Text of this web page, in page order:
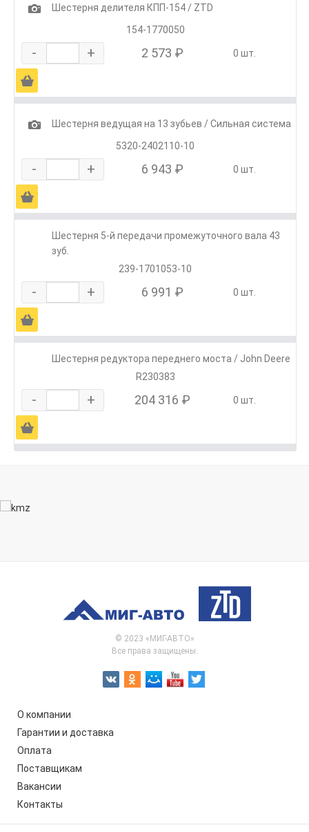
1
Шестерня делителя КПП-154 / ZTD
154-1770050
- + 2 573 ₽ 0 шт.
Ä
1
Шестерня ведущая на 13 зубьев / Сильная система
5320-2402110-10
- + 6 943 ₽ 0 шт.
Ä
Шестерня 5-й передачи промежуточного вала 43
зуб.
239-1701053-10
- + 6 991 ₽ 0 шт.
Ä
Шестерня редуктора переднего моста / John Deere
R230383
- + 204 316 ₽ 0 шт.
Ä
© 2023 «МИГ-АВТО»
Все права защищены.
О компании
Гарантии и доставка
Оплата
Поставщикам
Вакансии
Контакты